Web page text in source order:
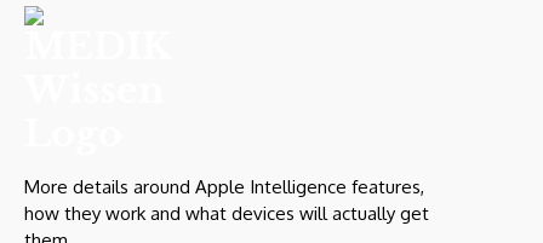
More details around Apple Intelligence features,
how they work and what devices will actually get